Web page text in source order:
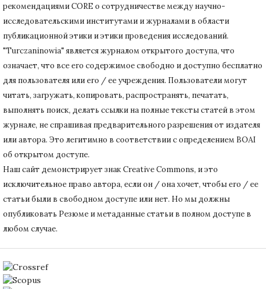
рекомендациями CORE о сотрудничестве между научно-
исследовательскими институтами и журналами в области
публикационной этики и этики проведения исследований.
"Turczaninowia" является журналом открытого доступа, что
означает, что все его содержимое свободно и доступно бесплатно
для пользователя или его / ее учреждения. Пользователи могут
читать, загружать, копировать, распространять, печатать,
выполнять поиск, делать ссылки на полные тексты статей в этом
журнале, не спрашивая предварительного разрешения от издателя
или автора. Это легитимно в соответствии с определением BOAI
об открытом доступе.
Наш сайт демонстрирует знак Creative Commons, и это
исключительное право автора, если он / она хочет, чтобы его / ее
статьи были в свободном доступе или нет. Но мы должны
опубликовать Резюме и метаданные статьи в полном доступе в
любом случае.